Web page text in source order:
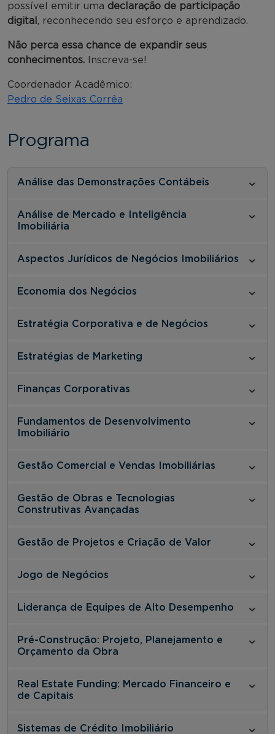
possível emitir uma declaração de participação
digital , reconhecendo seu esforço e aprendizado.
Não perca essa chance de expandir seus
conhecimentos. Inscreva-se!
Coordenador Acadêmico:
Pedro de Seixas Corrêa
Programa
Análise das Demonstrações Contábeis
Análise de Mercado e Inteligência
Imobiliária
Aspectos Jurídicos de Negócios Imobiliários
Economia dos Negócios
Estratégia Corporativa e de Negócios
Estratégias de Marketing
Finanças Corporativas
Fundamentos de Desenvolvimento
Imobiliário
Gestão Comercial e Vendas Imobiliárias
Gestão de Obras e Tecnologias
Construtivas Avançadas
Gestão de Projetos e Criação de Valor
Jogo de Negócios
Liderança de Equipes de Alto Desempenho
Pré-Construção: Projeto, Planejamento e
Orçamento da Obra
Real Estate Funding: Mercado Financeiro e
de Capitais
Sistemas de Crédito Imobiliário